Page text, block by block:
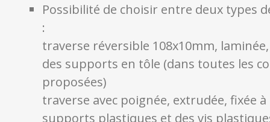
Possibilité de choisir entre deux types
:
traverse réversible 108x10mm, laminée,
des supports en tôle (dans toutes les
proposées)
traverse avec poignée, extrudée, fixée à
supports plastiques et des vis